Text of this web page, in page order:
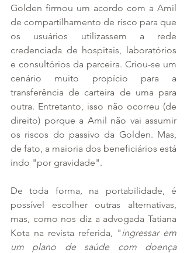
Golden firmou um acordo com a Amil
de compartilhamento de risco para que
os usuários utilizassem a rede
credenciada de hospitais, laboratórios
e consultórios da parceira. Criou-se um
cenário muito propício para a
transferência de carteira de uma para
outra. Entretanto, isso não ocorreu (de
direito) porque a Amil não vai assumir
os riscos do passivo da Golden. Mas,
de fato, a maioria dos beneficiários está
indo "por gravidade".
De toda forma, na portabilidade, é
possível escolher outras alternativas,
mas, como nos diz a advogada Tatiana
Kota na revista referida, "ingressar em
um plano de saúde com doença